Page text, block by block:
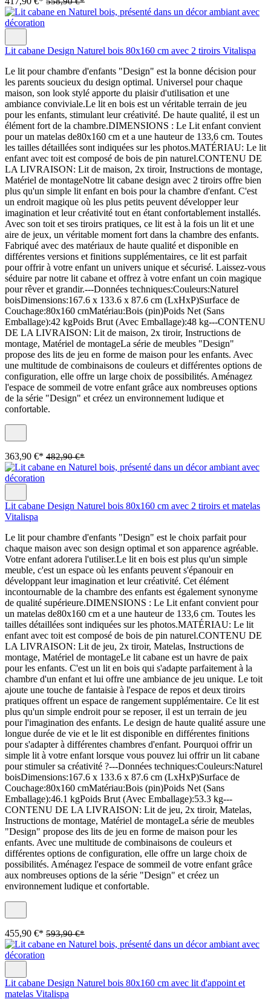
Lit cabane Design Naturel bois 80x160 cm avec 2 tiroirs Vitalispa
Le lit pour chambre d'enfants "Design" est la bonne décision pour
les parents soucieux du design optimal. Universel pour chaque
maison, son look stylé apporte du plaisir d'utilisation et une
ambiance conviviale.Le lit en bois est un véritable terrain de jeu
pour les enfants, stimulant leur créativité. De haute qualité, il est un
élément fort de la chambre.DIMENSIONS : Le Lit enfant convient
pour un matelas de80x160 cm et a une hauteur de 133,6 cm. Toutes
les tailles détaillées sont indiquées sur les photos.MATÉRIAU: Le lit
enfant avec toit est composé de bois de pin naturel.CONTENU DE
LA LIVRAISON: Lit de maison, 2x tiroir, Instructions de montage,
Matériel de montageNotre lit cabane design avec 2 tiroirs offre bien
plus qu'un simple lit enfant en bois pour la chambre d'enfant. C'est
un endroit magique où les plus petits peuvent développer leur
imagination et leur créativité tout en étant confortablement installés.
Avec son toit et ses tiroirs pratiques, ce lit est à la fois un lit et une
aire de jeux, un véritable moment fort dans la chambre des enfants.
Fabriqué avec des matériaux de haute qualité et disponible en
différentes versions et finitions supplémentaires, ce lit est parfait
pour offrir à votre enfant un univers unique et sécurisé. Laissez-vous
séduire par notre lit cabane et offrez à votre enfant un coin magique
pour rêver et grandir.---Données techniques:Couleurs:Naturel
boisDimensions:167.6 x 133.6 x 87.6 cm (LxHxP)Surface de
Couchage:80x160 cmMatériau:Bois (pin)Poids Net (Sans
Emballage):42 kgPoids Brut (Avec Emballage):48 kg---CONTENU
DE LA LIVRAISON: Lit de maison, 2x tiroir, Instructions de
montage, Matériel de montageLa série de meubles "Design"
propose des lits de jeu en forme de maison pour les enfants. Avec
une multitude de combinaisons de couleurs et différentes options de
configuration, elle offre un large choix de possibilités. Aménagez
l'espace de sommeil de votre enfant grâce aux nombreuses options
de la série "Design" et créez un environnement ludique et
confortable.
363,90 €* 482,90 €*
Lit cabane Design Naturel bois 80x160 cm avec 2 tiroirs et matelas
Vitalispa
Le lit pour chambre d'enfants "Design" est le choix parfait pour
chaque maison avec son design optimal et son apparence agréable.
Votre enfant adorera l'utiliser.Le lit en bois est plus qu'un simple
meuble, c'est un espace où les enfants peuvent s'épanouir en
développant leur imagination et leur créativité. Cet élément
incontournable de la chambre des enfants est également synonyme
de qualité supérieure.DIMENSIONS : Le Lit enfant convient pour
un matelas de80x160 cm et a une hauteur de 133,6 cm. Toutes les
tailles détaillées sont indiquées sur les photos.MATÉRIAU: Le lit
enfant avec toit est composé de bois de pin naturel.CONTENU DE
LA LIVRAISON: Lit de jeu, 2x tiroir, Matelas, Instructions de
montage, Matériel de montageLe lit cabane est un havre de paix
pour les enfants. C'est un lit en bois qui s'adapte parfaitement à la
chambre d'un enfant et lui offre une ambiance de jeu unique. Le toit
ajoute une touche de fantaisie à l'espace de repos et deux tiroirs
pratiques offrent un espace de rangement supplémentaire. Ce lit est
plus qu'un simple endroit pour se reposer, il est un terrain de jeu
pour l'imagination des enfants. Le design de haute qualité assure une
longue durée de vie et le lit est disponible en différentes finitions
pour s'adapter à différentes chambres d'enfant. Pourquoi offrir un
simple lit à votre enfant lorsque vous pouvez lui offrir un lit cabane
pour stimuler sa créativité ?---Données techniques:Couleurs:Naturel
boisDimensions:167.6 x 133.6 x 87.6 cm (LxHxP)Surface de
Couchage:80x160 cmMatériau:Bois (pin)Poids Net (Sans
Emballage):46.1 kgPoids Brut (Avec Emballage):53.3 kg---
CONTENU DE LA LIVRAISON: Lit de jeu, 2x tiroir, Matelas,
Instructions de montage, Matériel de montageLa série de meubles
"Design" propose des lits de jeu en forme de maison pour les
enfants. Avec une multitude de combinaisons de couleurs et
différentes options de configuration, elle offre un large choix de
possibilités. Aménagez l'espace de sommeil de votre enfant grâce
aux nombreuses options de la série "Design" et créez un
environnement ludique et confortable.
455,90 €* 593,90 €*
Lit cabane Design Naturel bois 80x160 cm avec lit d'appoint et
matelas Vitalispa